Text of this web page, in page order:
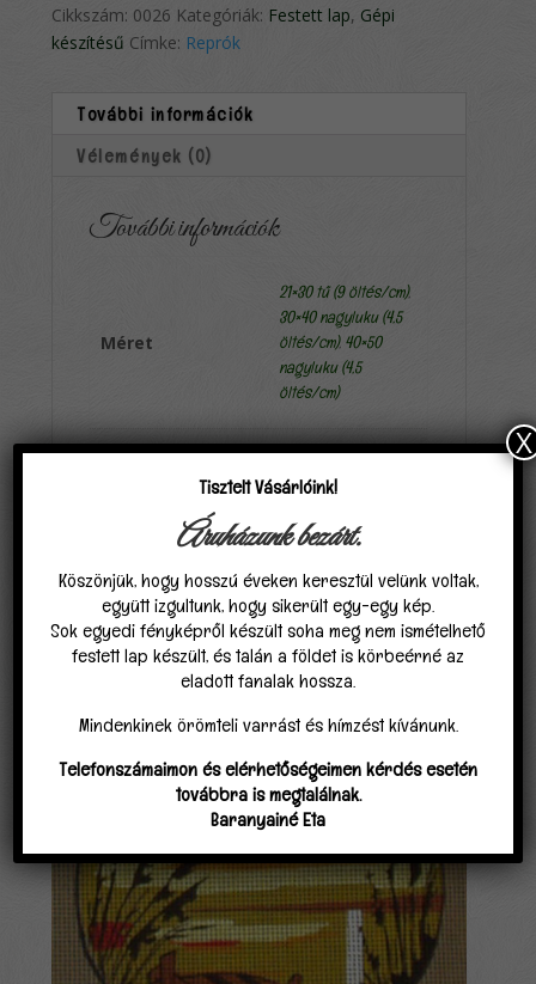
Cikkszám: 0026 Kategóriák: Festett lap, Gépi
készítésű Címke: Reprók
További információk
Vélemények (0)
További információk
Méret
21×30 tű (9 öltés/cm),
30×40 nagyluku (4,5
öltés/cm), 40×50
nagyluku (4,5
öltés/cm)
Nem kérek fonalat
Kapcsolódó termékek
Tisztelt Vásárlóink!
Áruházunk bezárt.
Köszönjük, hogy hosszú éveken keresztül velünk voltak,
együtt izgultunk, hogy sikerült egy-egy kép.
Sok egyedi fényképről készült soha meg nem ismételhető
festett lap készült, és talán a földet is körbeérné az
eladott fanalak hossza.
Mindenkinek örömteli varrást és hímzést kívánunk.
Telefonszámaimon és elérhetőségeimen kérdés esetén
továbbra is megtalálnak.
Baranyainé Eta
X